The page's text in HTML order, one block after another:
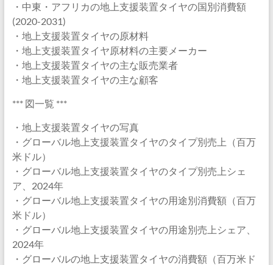
・中東・アフリカの地上支援装置タイヤの国別消費額
(2020-2031)
・地上支援装置タイヤの原材料
・地上支援装置タイヤ原材料の主要メーカー
・地上支援装置タイヤの主な販売業者
・地上支援装置タイヤの主な顧客
*** 図一覧 ***
・地上支援装置タイヤの写真
・グローバル地上支援装置タイヤのタイプ別売上（百万
米ドル）
・グローバル地上支援装置タイヤのタイプ別売上シェ
ア、2024年
・グローバル地上支援装置タイヤの用途別消費額（百万
米ドル）
・グローバル地上支援装置タイヤの用途別売上シェア、
2024年
・グローバルの地上支援装置タイヤの消費額（百万米ド